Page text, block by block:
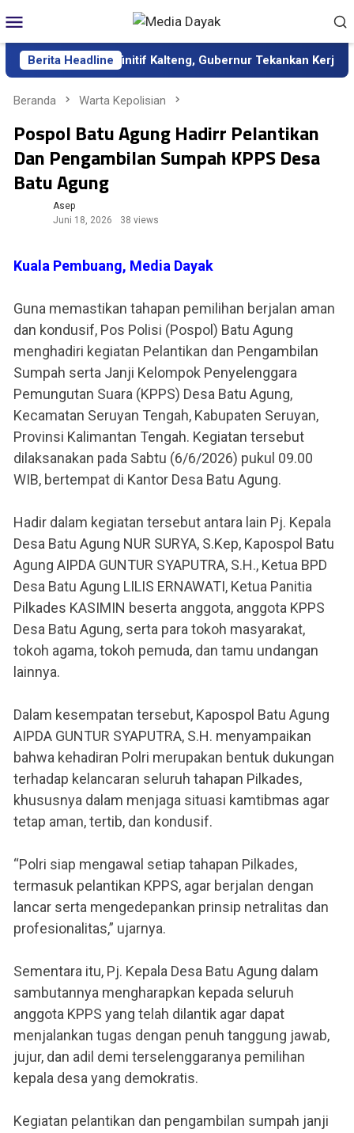
ke
kontenMobile
Berita Headline
Sekda Definitif Kalteng, Gubernur Tekankan Kerja Keras
Beranda Warta Kepolisian
Pospol Batu Agung Hadirr Pelantikan
Dan Pengambilan Sumpah KPPS Desa
Batu Agung
Asep
Juni 18, 2026
38 views
Kuala Pembuang, Media Dayak
Guna memastikan tahapan pemilihan berjalan aman
dan kondusif, Pos Polisi (Pospol) Batu Agung
menghadiri kegiatan Pelantikan dan Pengambilan
Sumpah serta Janji Kelompok Penyelenggara
Pemungutan Suara (KPPS) Desa Batu Agung,
Kecamatan Seruyan Tengah, Kabupaten Seruyan,
Provinsi Kalimantan Tengah. Kegiatan tersebut
dilaksanakan pada Sabtu (6/6/2026) pukul 09.00
WIB, bertempat di Kantor Desa Batu Agung.
Hadir dalam kegiatan tersebut antara lain Pj. Kepala
Desa Batu Agung NUR SURYA, S.Kep, Kapospol Batu
Agung AIPDA GUNTUR SYAPUTRA, S.H., Ketua BPD
Desa Batu Agung LILIS ERNAWATI, Ketua Panitia
Pilkades KASIMIN beserta anggota, anggota KPPS
Desa Batu Agung, serta para tokoh masyarakat,
tokoh agama, tokoh pemuda, dan tamu undangan
lainnya.
Dalam kesempatan tersebut, Kapospol Batu Agung
AIPDA GUNTUR SYAPUTRA, S.H. menyampaikan
bahwa kehadiran Polri merupakan bentuk dukungan
terhadap kelancaran seluruh tahapan Pilkades,
khususnya dalam menjaga situasi kamtibmas agar
tetap aman, tertib, dan kondusif.
“Polri siap mengawal setiap tahapan Pilkades,
termasuk pelantikan KPPS, agar berjalan dengan
lancar serta mengedepankan prinsip netralitas dan
profesionalitas,” ujarnya.
Sementara itu, Pj. Kepala Desa Batu Agung dalam
sambutannya mengharapkan kepada seluruh
anggota KPPS yang telah dilantik agar dapat
menjalankan tugas dengan penuh tanggung jawab,
jujur, dan adil demi terselenggaranya pemilihan
kepala desa yang demokratis.
Kegiatan pelantikan dan pengambilan sumpah janji